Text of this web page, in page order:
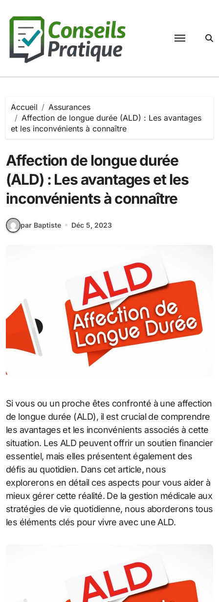
contenu
Accueil
Assurances
Affection de longue durée (ALD) : Les avantages
et les inconvénients à connaître
Affection de longue durée
(ALD) : Les avantages et les
inconvénients à connaître
par Baptiste Déc 5, 2023
Si vous ou un proche êtes confronté à une affection
de longue durée (ALD), il est crucial de comprendre
les avantages et les inconvénients associés à cette
situation. Les ALD peuvent offrir un soutien financier
essentiel, mais elles présentent également des
défis au quotidien. Dans cet article, nous
explorerons en détail ces aspects pour vous aider à
mieux gérer cette réalité. De la gestion médicale aux
stratégies de vie quotidienne, nous aborderons tous
les éléments clés pour vivre avec une ALD.